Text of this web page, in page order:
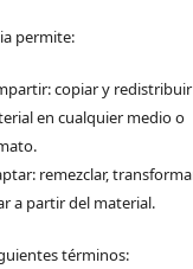
permite:
copiar y
en cualquier medio o
remezclar,
a partir del material.
términos: